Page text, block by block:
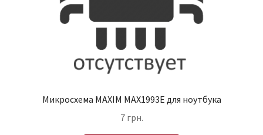
Микросхема MAXIM MAX1993E для ноутбука
7 грн.